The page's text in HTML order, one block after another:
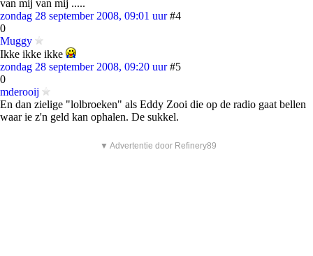
van mij van mij .....
zondag 28 september 2008, 09:01 uur #4
0
Muggy
Ikke ikke ikke
zondag 28 september 2008, 09:20 uur #5
0
mderooij
En dan zielige "lolbroeken" als Eddy Zooi die op de radio gaat bellen
waar ie z'n geld kan ophalen. De sukkel.
▼ Advertentie door Refinery89